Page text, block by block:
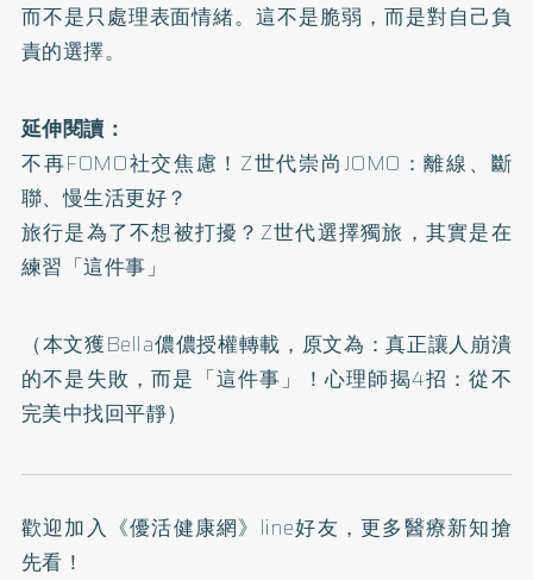
而不是只處理表面情緒。這不是脆弱，而是對自己負
責的選擇。
延伸閱讀：
不再FOMO社交焦慮！Z世代崇尚JOMO：離線、斷
聯、慢生活更好？
旅行是為了不想被打擾？Z世代選擇獨旅，其實是在
練習「這件事」
（本文獲Bella儂儂授權轉載，原文為：真正讓人崩潰
的不是失敗，而是「這件事」！心理師揭4招：從不
完美中找回平靜）
歡迎加入 《優活健康網》line好友 ，更多醫療新知搶
先看！